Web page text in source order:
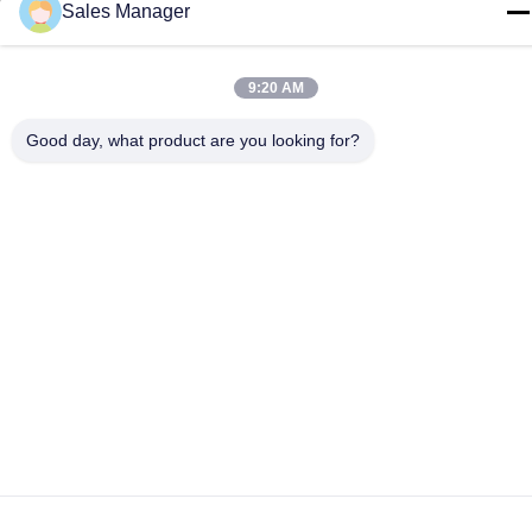
टेलीफोन
Sales Manager
9:20 AM
Good day, what product are you looking for?